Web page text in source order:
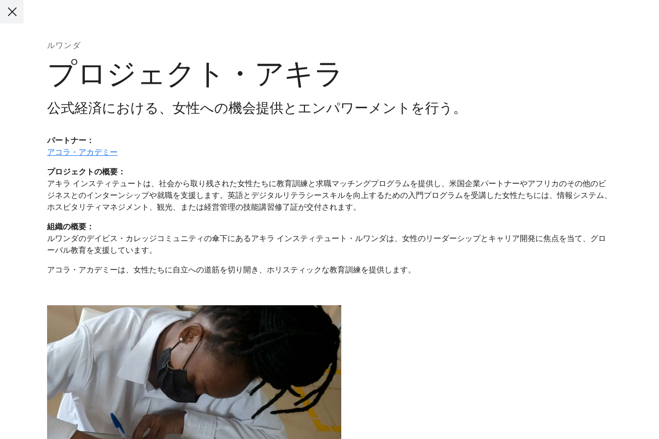
ルワンダ
プロジェクト・アキラ
公式経済における、女性への機会提供とエンパワーメントを行う。
パートナー：
アコラ・アカデミー
プロジェクトの概要：
アキラ インスティテュートは、社会から取り残された女性たちに教育訓練と求職マッチングプログラムを提供し、米国企業パートナーやアフリカのその他のビ
ジネスとのインターンシップや就職を支援します。英語とデジタルリテラシースキルを向上するための入門プログラムを受講した女性たちには、情報システム、
ホスピタリティマネジメント、観光、または経営管理の技能講習修了証が交付されます。
組織の概要：
ルワンダのデイビス・カレッジコミュニティの傘下にあるアキラ インスティテュート・ルワンダは、女性のリーダーシップとキャリア開発に焦点を当て、グロ
ーバル教育を支援しています。
アコラ・アカデミーは、女性たちに自立への道筋を切り開き、ホリスティックな教育訓練を提供します。